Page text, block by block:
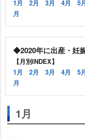
1月
2月 3月 4月 5
月
◆2020年に出産・妊
【月別INDEX】
1月
2月 3月 4月 5
月
1月